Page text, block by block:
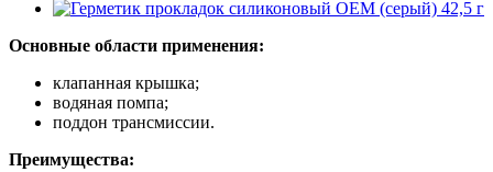
Основные области применения:
клапанная крышка;
водяная помпа;
поддон трансмиссии.
Преимущества: